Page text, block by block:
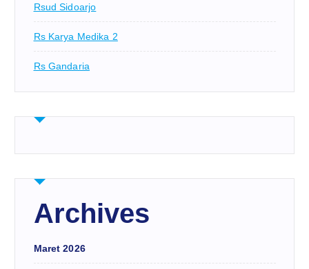
Rsud Sidoarjo
Rs Karya Medika 2
Rs Gandaria
Archives
Maret 2026